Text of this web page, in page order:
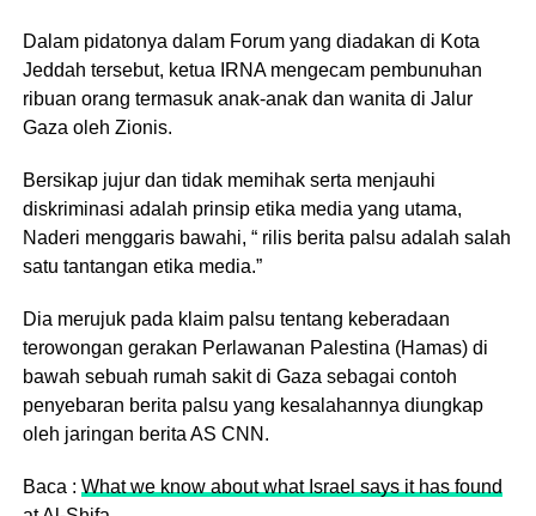
Dalam pidatonya dalam Forum yang diadakan di Kota
Jeddah tersebut, ketua IRNA mengecam pembunuhan
ribuan orang termasuk anak-anak dan wanita di Jalur
Gaza oleh Zionis.
Bersikap jujur ​​dan tidak memihak serta menjauhi
diskriminasi adalah prinsip etika media yang utama,
Naderi menggaris bawahi, “ rilis berita palsu adalah salah
satu tantangan etika media.”
Dia merujuk pada klaim palsu tentang keberadaan
terowongan gerakan Perlawanan Palestina (Hamas) di
bawah sebuah rumah sakit di Gaza sebagai contoh
penyebaran berita palsu yang kesalahannya diungkap
oleh jaringan berita AS CNN.
Baca : What we know about what Israel says it has found